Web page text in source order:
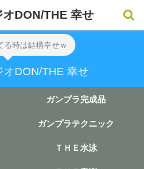
る時は結構幸せｗ
オDON/THE 幸せ
ガンプラ完成品
ガンプラテクニック
ＴＨＥ水泳
オDON/THE 幸せ